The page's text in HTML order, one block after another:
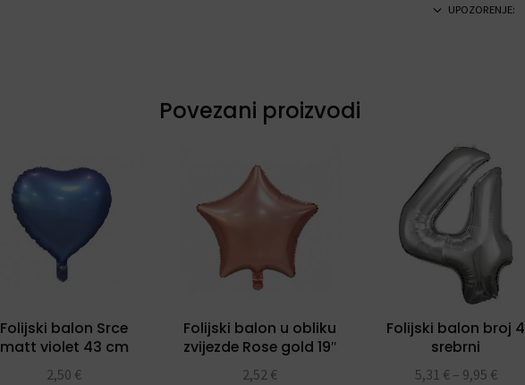
UPOZORENJE:
Povezani proizvodi
Folijski balon Srce
matt violet 43 cm
2,50 €
Folijski balon u obliku
zvijezde Rose gold 19″
2,52 €
Folijski balon broj 4
srebrni
5,31 € – 9,95 €